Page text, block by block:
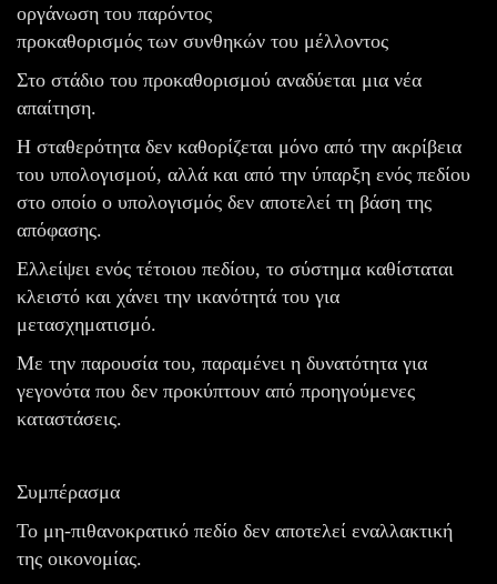
οργάνωση του παρόντος
προκαθορισμός των συνθηκών του μέλλοντος
Στο στάδιο του προκαθορισμού αναδύεται μια νέα
απαίτηση.
Η σταθερότητα δεν καθορίζεται μόνο από την ακρίβεια
του υπολογισμού, αλλά και από την ύπαρξη ενός πεδίου
στο οποίο ο υπολογισμός δεν αποτελεί τη βάση της
απόφασης.
Ελλείψει ενός τέτοιου πεδίου, το σύστημα καθίσταται
κλειστό και χάνει την ικανότητά του για
μετασχηματισμό.
Με την παρουσία του, παραμένει η δυνατότητα για
γεγονότα που δεν προκύπτουν από προηγούμενες
καταστάσεις.
Συμπέρασμα
Το μη-πιθανοκρατικό πεδίο δεν αποτελεί εναλλακτική
της οικονομίας.